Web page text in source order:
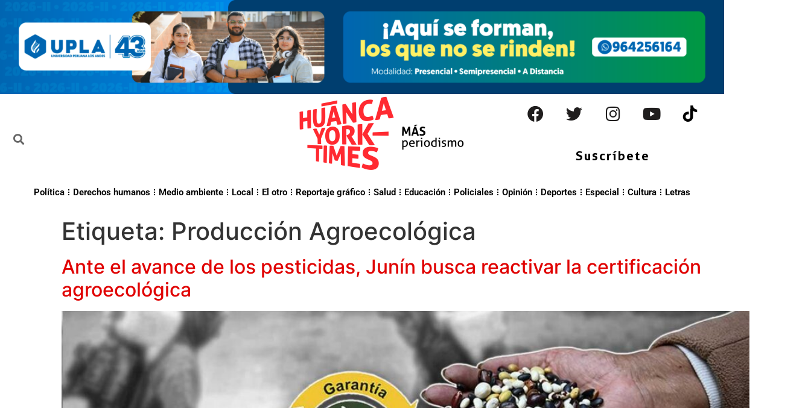
Suscríbete
Política Derechos humanos Medio ambiente Local El otro Reportaje gráfico Salud Educación Policiales Opinión Deportes Especial Cultura Letras
Etiqueta: Producción Agroecológica
Ante el avance de los pesticidas, Junín busca reactivar la certificación
agroecológica